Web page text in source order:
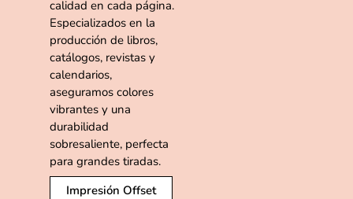
calidad en cada página.
Especializados en la
producción de libros,
catálogos, revistas y
calendarios,
aseguramos colores
vibrantes y una
durabilidad
sobresaliente, perfecta
para grandes tiradas.
Impresión Offset